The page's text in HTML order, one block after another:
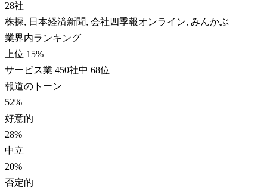
28社
株探, 日本経済新聞, 会社四季報オンライン, みんかぶ
業界内ランキング
上位 15%
サービス業 450社中 68位
報道のトーン
52%
好意的
28%
中立
20%
否定的